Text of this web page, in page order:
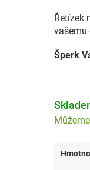
Řetízek
vašemu
Šperk